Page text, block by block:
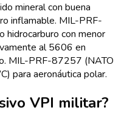
mineral con buena
inflamable. MIL-PRF-
con menor
al 5606 en
MIL-PRF-87257 (NATO
para aeronáutica polar.
VPI militar?